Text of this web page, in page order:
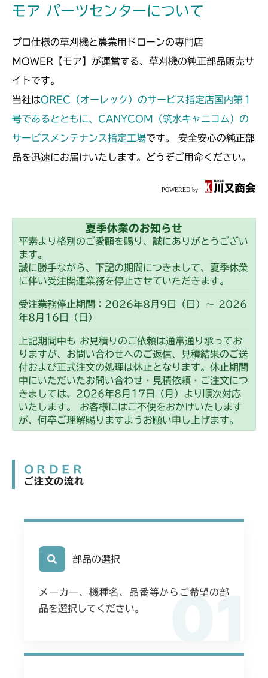
モア パーツセンターについて
プロ仕様の草刈機と農業用ドローンの専門店
MOWER【モア】が運営する、草刈機の純正部品販売サ
イトです。
当社はOREC（オーレック）のサービス指定店国内第１
号であるとともに、CANYCOM（筑水キャニコム）の
サービスメンテナンス指定工場です。 安全安心の純正部
品を迅速にお届けいたします。どうぞご用命ください。
夏季休業のお知らせ
平素より格別のご愛顧を賜り、誠にありがとうござい
ます。
誠に勝手ながら、下記の期間につきまして、夏季休業
に伴い受注関連業務を停止させていただきます。
受注業務停止期間：2026年8月9日（日）～ 2026
年8月16日（日）
上記期間中も お見積りのご依頼は通常通り承ってお
りますが、お問い合わせへのご返信、見積結果のご送
付および正式注文の処理は休止となります。休止期間
中にいただいたお問い合わせ・見積依頼・ご注文につ
きましては、2026年8月17日（月）より順次対応
いたします。 お客様にはご不便をおかけいたします
が、何卒ご理解賜りますようお願い申し上げます。
ORDER
ご注文の流れ
01
部品の選択
メーカー、機種名、品番等からご希望の部
品を選択してください。